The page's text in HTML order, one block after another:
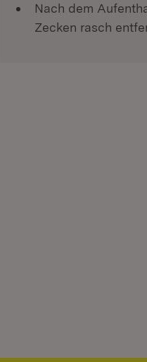
Nach dem
Zecken rasch